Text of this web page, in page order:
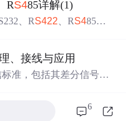
收、COM占用）及远距
串口 开发实战指南。
、多点双向通信，最多3
高速和抗干扰的通信场
RS485详解(1)
、RS422 、RS485。R
、端口定义上的区别，
、接线与应用
准，包括其差分信号传
比。文章还提供了常见
6